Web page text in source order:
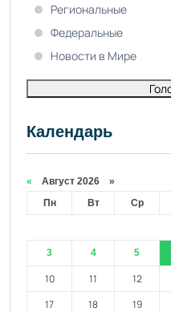
Региональные
Федеральные
Новости в Мире
Календарь
« Август 2026 »
Пн
Вт Ср
3 4 5
10
11 12
17
18 19